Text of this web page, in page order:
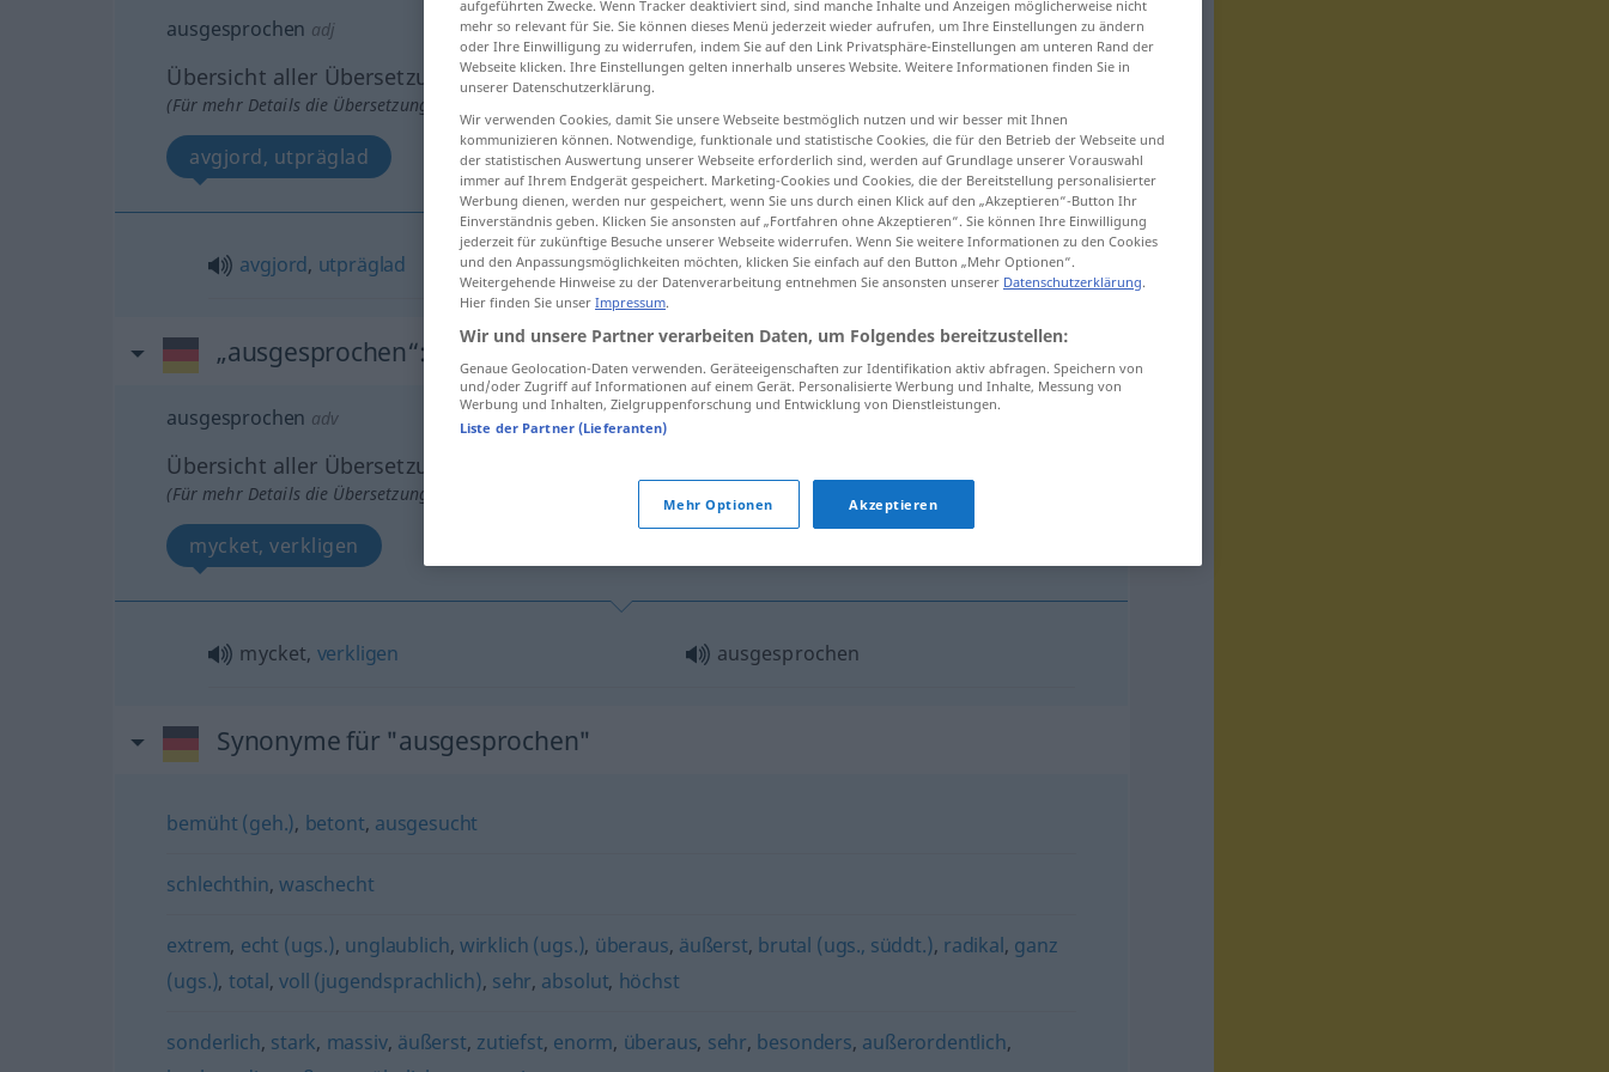
ausgesprochen adj
Übersicht aller Übersetzungen
(Für mehr Details die Übersetzung anklicken/antippen)
avgjord, utpräglad
avgjord, utpräglad ausgesprochen
„ausgesprochen“: Adverb, Umstandswort
ausgesprochen adv
Übersicht aller Übersetzungen
(Für mehr Details die Übersetzung anklicken/antippen)
mycket, verkligen
mycket, verkligen ausgesprochen
Synonyme für "ausgesprochen"
bemüht (geh.), betont, ausgesucht
schlechthin, waschecht
extrem, echt (ugs.), unglaublich, wirklich (ugs.), überaus, äußerst, brutal (ugs., süddt.), radikal, ganz
(ugs.), total,voll (jugendsprachlich), sehr, absolut, höchst
sonderlich, stark, massiv, äußerst, zutiefst, enorm, überaus, sehr, besonders, außerordentlich,
aufgeführten Zwecke. Wenn Tracker deaktiviert sind, sind manche Inhalte und Anzeigen möglicherweise nicht
mehr so relevant für Sie. Sie können dieses Menü jederzeit wieder aufrufen, um Ihre Einstellungen zu ändern
oder Ihre Einwilligung zu widerrufen, indem Sie auf den Link Privatsphäre-Einstellungen am unteren Rand der
Webseite klicken. Ihre Einstellungen gelten innerhalb unseres Website. Weitere Informationen finden Sie in
unserer Datenschutzerklärung.
Wir verwenden Cookies, damit Sie unsere Webseite bestmöglich nutzen und wir besser mit Ihnen
kommunizieren können. Notwendige, funktionale und statistische Cookies, die für den Betrieb der Webseite und
der statistischen Auswertung unserer Webseite erforderlich sind, werden auf Grundlage unserer Vorauswahl
immer auf Ihrem Endgerät gespeichert. Marketing-Cookies und Cookies, die der Bereitstellung personalisierter
Werbung dienen, werden nur gespeichert, wenn Sie uns durch einen Klick auf den „Akzeptieren“-Button Ihr
Einverständnis geben. Klicken Sie ansonsten auf „Fortfahren ohne Akzeptieren“. Sie können Ihre Einwilligung
jederzeit für zukünftige Besuche unserer Webseite widerrufen. Wenn Sie weitere Informationen zu den Cookies
und den Anpassungsmöglichkeiten möchten, klicken Sie einfach auf den Button „Mehr Optionen“.
Weitergehende Hinweise zu der Datenverarbeitung entnehmen Sie ansonsten unserer Datenschutzerklärung.
Hier finden Sie unser Impressum.
Wir und unsere Partner verarbeiten Daten, um Folgendes bereitzustellen:
Genaue Geolocation-Daten verwenden. Geräteeigenschaften zur Identifikation aktiv abfragen. Speichern von
und/oder Zugriff auf Informationen auf einem Gerät. Personalisierte Werbung und Inhalte, Messung von
Werbung und Inhalten, Zielgruppenforschung und Entwicklung von Dienstleistungen.
Liste der Partner (Lieferanten)
Mehr Optionen Akzeptieren